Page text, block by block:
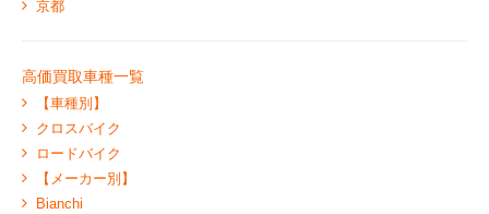
京都
高価買取車種一覧
【車種別】
クロスバイク
ロードバイク
【メーカー別】
Bianchi